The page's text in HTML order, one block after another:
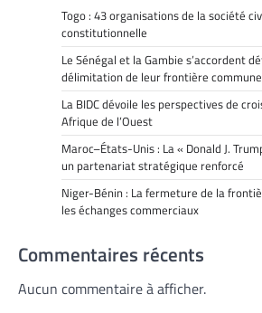
Togo : 43 organisations de la société
constitutionnelle
Le Sénégal et la Gambie s’accordent
délimitation de leur frontière commune
La BIDC dévoile les perspectives de
Afrique de l’Ouest
Maroc–États-Unis : La « Donald J.
un partenariat stratégique renforcé
Niger-Bénin : La fermeture de la
les échanges commerciaux
Commentaires récents
Aucun commentaire à afficher.